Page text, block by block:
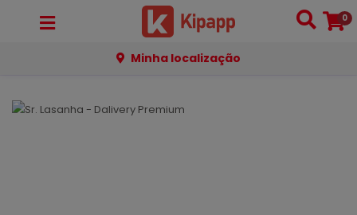
0
Minha localização